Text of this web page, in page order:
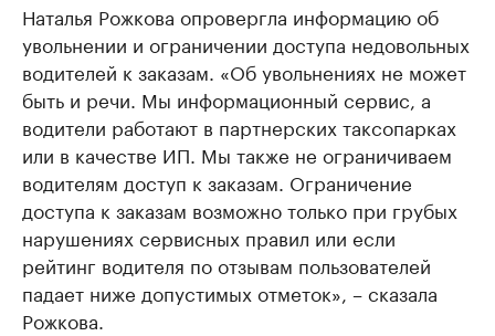
Наталья Рожкова опровергла информацию об
увольнении и ограничении доступа недовольных
водителей к заказам. «Об увольнениях не может
быть и речи. Мы информационный сервис, а
водители работают в партнерских таксопарках
или в качестве ИП. Мы также не ограничиваем
водителям доступ к заказам. Ограничение
доступа к заказам возможно только при грубых
нарушениях сервисных правил или если
рейтинг водителя по отзывам пользователей
падает ниже допустимых отметок», – сказала
Рожкова.